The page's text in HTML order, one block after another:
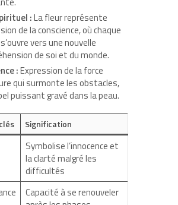
:La fleur représente
de la conscience, où chaque
vers une nouvelle
de soi et du monde.
:Expression de la force
qui surmonte les obstacles,
puissant gravé dans la peau.
Signification
Symbolise l’innocence et
la clarté malgré les
difficultés
Capacité à se renouveler